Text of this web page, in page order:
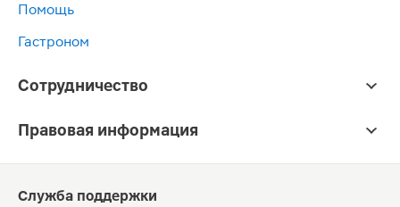
Помощь
Гастроном
Сотрудничество
Правовая информация
Служба поддержки